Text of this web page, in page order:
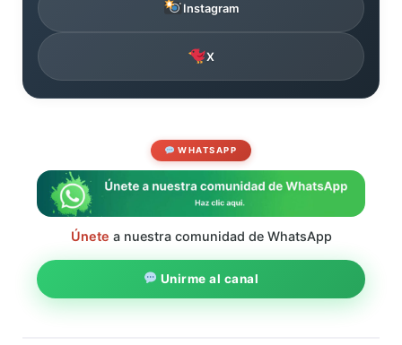
Instagram
X
WHATSAPP
Únete a nuestra comunidad de WhatsApp
Unirme al canal